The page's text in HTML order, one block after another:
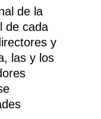
de la
de cada
y
las y los